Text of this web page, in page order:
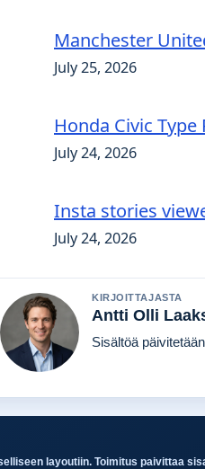
Manchester
July 25, 2026
Honda Civic
July 24, 2026
Insta stories
July 24, 2026
KIRJOITTAJASTA
Antti Olli
Sisältöä
layoutiin. Toimitus paivittaa